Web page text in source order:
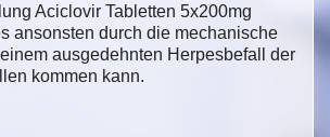
Aciclovir Tabletten 5x200mg
ansonsten durch die mechanische
ausgedehnten Herpesbefall der
kommen kann.